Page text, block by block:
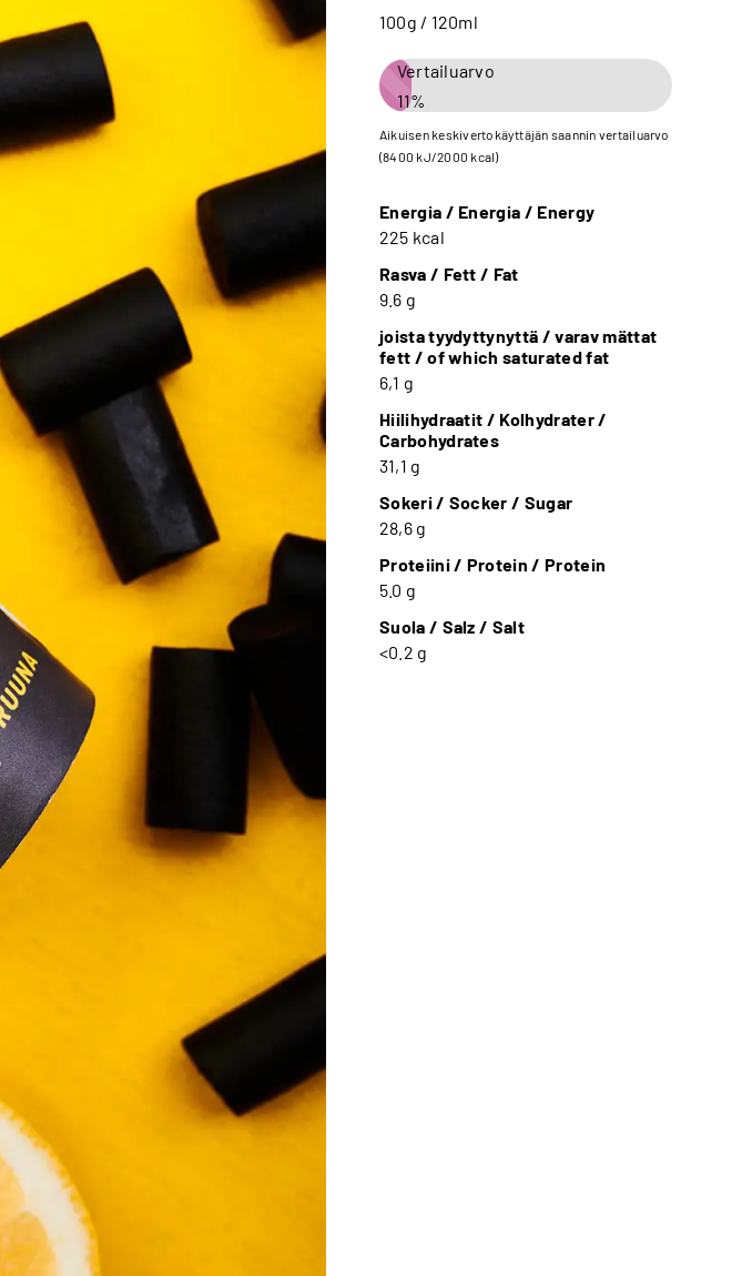
100g / 120ml
Vertailuarvo
11%
Aikuisen keskivertokäyttäjän saannin vertailuarvo
(8400 kJ/2000 kcal)
Energia / Energia / Energy
225 kcal
Rasva / Fett / Fat
9.6 g
joista tyydyttynyttä / varav mättat
fett / of which saturated fat
6,1 g
Hiilihydraatit / Kolhydrater /
Carbohydrates
31,1 g
Sokeri / Socker / Sugar
28,6 g
Proteiini / Protein / Protein
5.0 g
Suola / Salz / Salt
<0.2 g